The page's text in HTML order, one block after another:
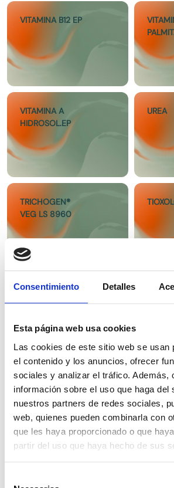
Consentimiento Detalles
Esta página web usa cookies
Las cookies de este sitio web se usan
el contenido y los anuncios, ofrecer
sociales y analizar el tráfico. Además,
información sobre el uso que haga del
nuestros partners de redes sociales,
web, quienes pueden combinarla con
que les haya proporcionado o que
partir del uso que haya hecho de sus
VITAMINA B12 EP
VITAMINA A
HIDROSOL.EP
UREA
TRICHOGEN®
VEG LS 8960
THERMOLAT®
SYMRELIEF® 100